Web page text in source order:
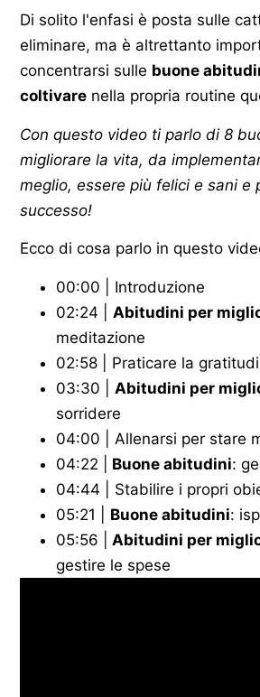
Di solito l'enfasi è posta sulle
eliminare, ma è altrettanto
concentrarsi sulle buone
coltivare nella propria routine
Con questo video ti parlo di 8
migliorare la vita, da
meglio, essere più felici e sani e
successo!
Ecco di cosa parlo in questo
00:00 | Introduzione
02:24 | Abitudini per
meditazione
02:58 | Praticare la
03:30 | Abitudini per
sorridere
04:00 | Allenarsi per stare
04:22 |
Buone abitudini:
04:44 | Stabilire i propri
05:21 | Buone abitudini:
05:56 |
Abitudini per
gestire le spese